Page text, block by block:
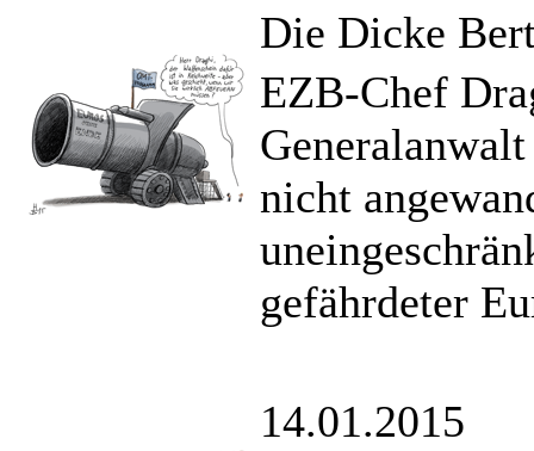
Die Dicke
EZB-Chef
nicht
gefährdeter
14.01.2015